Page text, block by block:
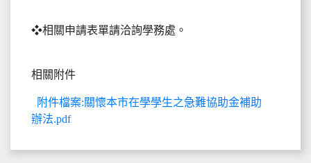
❖相關申請表單請洽詢學務處。
相關附件
附件檔案:關懷本市在學學生之急難協助金補助
辦法.pdf